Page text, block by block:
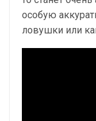
особую
ловушки или